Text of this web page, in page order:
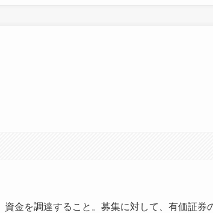
金を調達すること。募集に対して、有価証券